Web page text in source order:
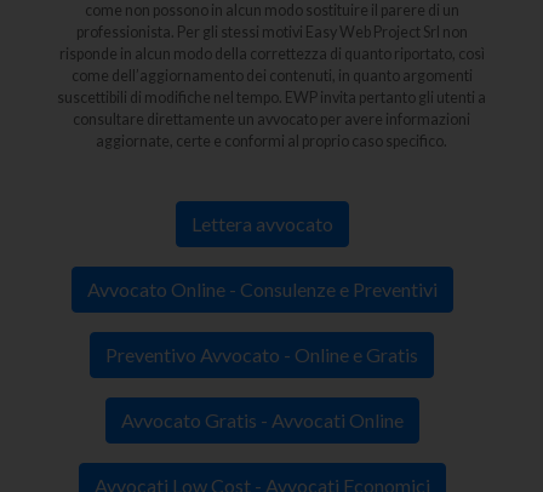
come non possono in alcun modo sostituire il parere di un
professionista. Per gli stessi motivi Easy Web Project Srl non
risponde in alcun modo della correttezza di quanto riportato, così
come dell’aggiornamento dei contenuti, in quanto argomenti
suscettibili di modifiche nel tempo. EWP invita pertanto gli utenti a
consultare direttamente un avvocato per avere informazioni
aggiornate, certe e conformi al proprio caso specifico.
Lettera avvocato
Avvocato Online - Consulenze e Preventivi
Preventivo Avvocato - Online e Gratis
Avvocato Gratis - Avvocati Online
Avvocati Low Cost - Avvocati Economici